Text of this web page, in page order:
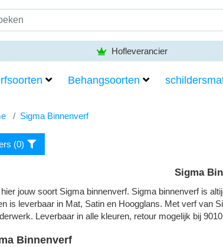
Hofleverancier
Behangsoorten
Sigma Binnenverf
(0)
Sigma
jouw soort Sigma binnenverf. Sigma binnenverf is
is leverbaar in Mat, Satin en Hoogglans. Met verf van
Leverbaar in alle kleuren, retour mogelijk bij
Binnenverf